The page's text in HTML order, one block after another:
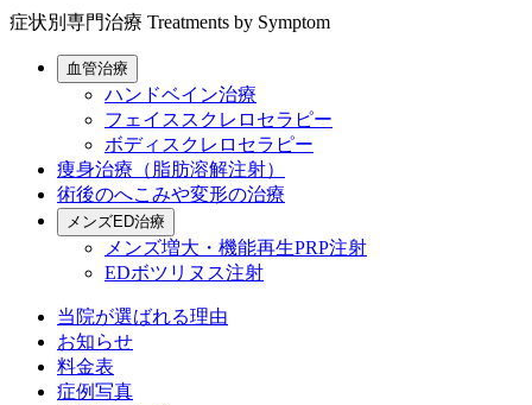
症状別専門治療 Treatments by Symptom
血管治療
ハンドベイン治療
フェイススクレロセラピー
ボディスクレロセラピー
痩身治療（脂肪溶解注射）
術後のへこみや変形の治療
メンズED治療
メンズ増大・機能再生PRP注射
EDボツリヌス注射
当院が選ばれる理由
お知らせ
料金表
症例写真